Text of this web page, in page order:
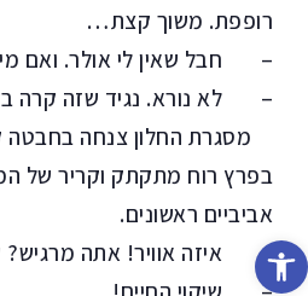
פתח סרגל נגישות
רופפת. משוך קצת…
– חבל שאין לי אולר. ואם
– לא נורא. נגיד שזה קרה
מסגרת החלון צנחה בחבטה
בפרץ רוח מתקתק וקריר של
אביביים ראשונים.
– איזה אוויר! אתה מרגיש?